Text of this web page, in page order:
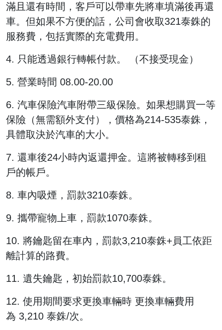
滿且還有時間，客戶可以帶車先將車填滿後再還
車。但如果不方便的話，公司會收取321泰銖的
服務費，包括實際的充電費用。
4. 只能透過銀行轉帳付款。 （不接受現金）
5. 營業時間 08.00-20.00
6. 汽車保險汽車附帶三級保險。如果想購買一等
保險（無需額外支付），價格為214-535泰銖，
具體取決於汽車的大小。
7. 還車後24小時內返還押金。這將被轉移到租
戶的帳戶。
8. 車內吸煙，罰款3210泰銖。
9. 攜帶寵物上車，罰款1070泰銖。
10. 將鑰匙留在車內，罰款3,210泰銖+員工依距
離計算的路費。
11. 遺失鑰匙，初始罰款10,700泰銖。
12. 使用期間要求更換車輛時 更換車輛費用
為 3,210 泰銖/次。